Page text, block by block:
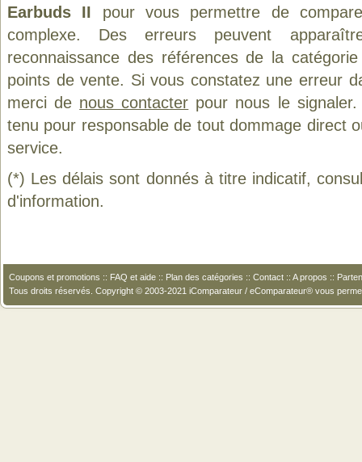
Earbuds II pour vous permettre de
complexe. Des erreurs peuvent
reconnaissance des références de la
points de vente. Si vous constatez une erreur
merci de nous contacter pour nous le
tenu pour responsable de tout dommage direct
service.
(*) Les délais sont donnés à titre indicatif,
d'information.
Coupons et promotions :: FAQ et aide :: Plan des catégories :: Contact :: A propos ::
Tous droits réservés. Copyright © 2003-2021 iComparateur / eComparateur® vous